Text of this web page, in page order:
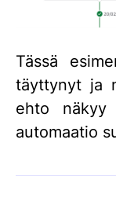
Tässä
täyttynyt ja
ehto näkyy
automaatio